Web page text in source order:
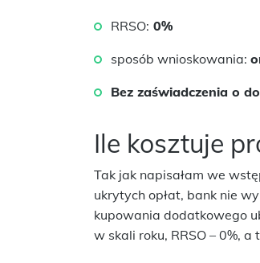
RRSO: 0%
sposób wnioskowania:
Bez zaświadczenia o
Ile kosztuje
Tak jak napisałam we
ukrytych opłat, bank nie
kupowania dodatkowego
w skali roku, RRSO – 0%,